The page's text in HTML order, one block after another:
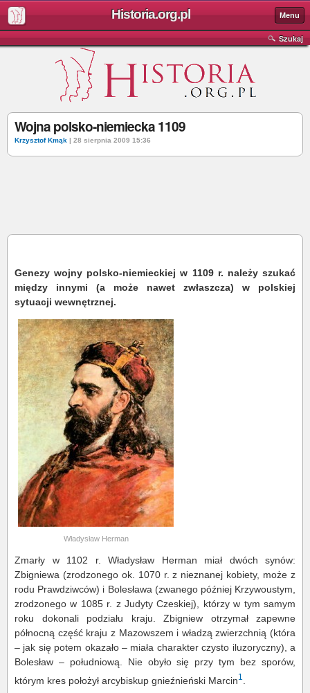
Historia.org.pl Menu
Szukaj
Wojna polsko-niemiecka 1109
Krzysztof Kmąk | 28 sierpnia 2009 15:36
Genezy wojny polsko-niemieckiej w 1109 r. należy szukać
między innymi (a może nawet zwłaszcza) w polskiej
sytuacji wewnętrznej.
Władysław Herman
Zmarły w 1102 r. Władysław Herman miał dwóch synów:
Zbigniewa (zrodzonego ok. 1070 r. z nieznanej kobiety, może z
rodu Prawdziwców) i Bolesława (zwanego później Krzywoustym,
zrodzonego w 1085 r. z Judyty Czeskiej), którzy w tym samym
roku dokonali podziału kraju. Zbigniew otrzymał zapewne
północną część kraju z Mazowszem i władzą zwierzchnią (która
– jak się potem okazało – miała charakter czysto iluzoryczny), a
Bolesław – południową. Nie obyło się przy tym bez sporów,
którym kres położył arcybiskup gnieźnieński Marcin1